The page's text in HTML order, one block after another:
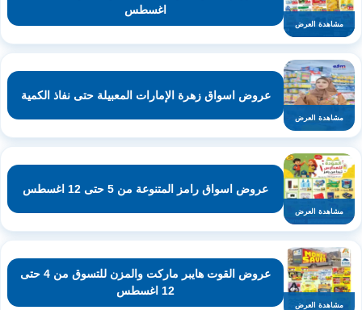
مشاهدة العرض
اغسطس
مشاهدة العرض
عروض اسواق زهرة الإمارات المعبيلة حتى نفاذ الكمية
مشاهدة العرض
عروض اسواق رامز المتنوعة من 5 حتى 12 اغسطس
مشاهدة العرض
عروض القوت هايبر ماركت والمزن للتسوق من 4 حتى
12 اغسطس